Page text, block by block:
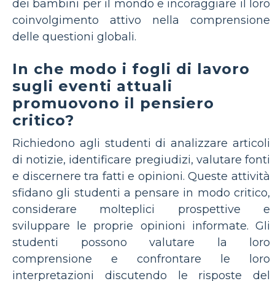
dei bambini per il mondo e incoraggiare il loro
coinvolgimento attivo nella comprensione
delle questioni globali.
In che modo i fogli di lavoro
sugli eventi attuali
promuovono il pensiero
critico?
Richiedono agli studenti di analizzare articoli
di notizie, identificare pregiudizi, valutare fonti
e discernere tra fatti e opinioni. Queste attività
sfidano gli studenti a pensare in modo critico,
considerare molteplici prospettive e
sviluppare le proprie opinioni informate. Gli
studenti possono valutare la loro
comprensione e confrontare le loro
interpretazioni discutendo le risposte del